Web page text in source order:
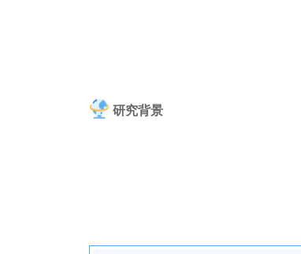
研究背景